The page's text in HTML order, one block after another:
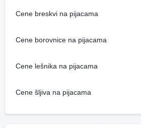
Cene breskvi na pijacama
Cene borovnice na pijacama
Cene lešnika na pijacama
Cene šljiva na pijacama